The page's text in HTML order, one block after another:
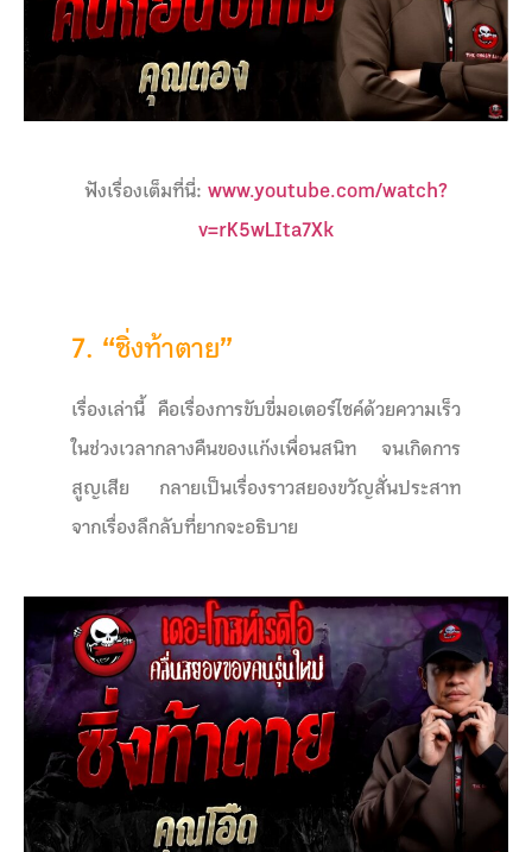
ฟังเรื่องเต็มที่นี่: www.youtube.com/watch?
v=rK5wLIta7Xk
7. “ซิ่งท้าตาย”
เรื่องเล่านี้ คือเรื่องการขับขี่มอเตอร์ไซค์ด้วยความเร็ว
ในช่วงเวลากลางคืนของแก๊งเพื่อนสนิท จนเกิดการ
สูญเสีย กลายเป็นเรื่องราวสยองขวัญสั่นประสาท
จากเรื่องลึกลับที่ยากจะอธิบาย